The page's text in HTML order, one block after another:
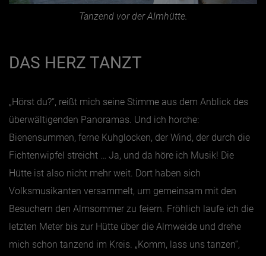
Tanzend vor der Almhütte.
DAS HERZ TANZT
„Hörst du?“, reißt mich seine Stimme aus dem Anblick des
überwältigenden Panoramas. Und ich horche:
Bienensummen, ferne Kuhglocken, der Wind, der durch die
Fichtenwipfel streicht … Ja, und da höre ich Musik! Die
Hütte ist also nicht mehr weit. Dort haben sich
Volksmusikanten versammelt, um gemeinsam mit den
Besuchern den Almsommer zu feiern. Fröhlich laufe ich die
letzten Meter bis zur Hütte über die Almweide und drehe
mich schon tanzend im Kreis. „Komm, lass uns tanzen“,